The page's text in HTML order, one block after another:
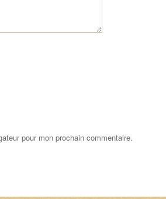
pour mon prochain commentaire.